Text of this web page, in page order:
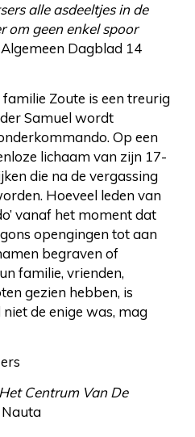
alle asdeeltjes in de
om geen enkel spoor
Dagblad 14
Zoute is een treurig
Samuel wordt
Op een
lichaam van zijn 17-
die na de vergassing
Hoeveel leden van
vanaf het moment dat
opengingen tot aan
begraven of
familie, vrienden,
gezien hebben, is
de enige was, mag
Centrum Van De